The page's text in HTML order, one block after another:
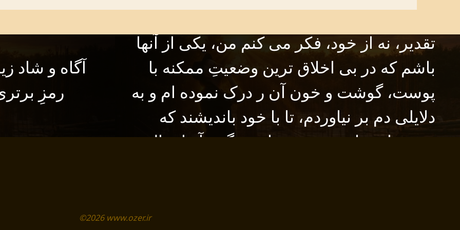
آگاه و شاد
رمزِ
تقدیر، نه از خود، فکر می کنم من، یکی از آنها
باشم که در بی اخلاق ترین وضعیتِ ممکنه با
پوست، گوشت و خون آن ر درک نموده ام و به
دلایلی دم بر نیاوردم، تا با خود باندیشند که
موجوداتی با هوش و بسیار زرنگند، آنها سال
©2026 www.ozer.ir